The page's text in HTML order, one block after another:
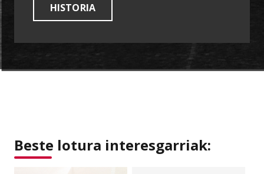
HISTORIA
Beste lotura interesgarriak: